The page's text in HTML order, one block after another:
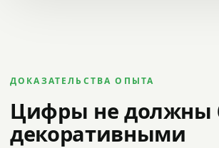
ДОКАЗАТЕЛЬСТВА ОПЫТА
Цифры не должны
декоративными